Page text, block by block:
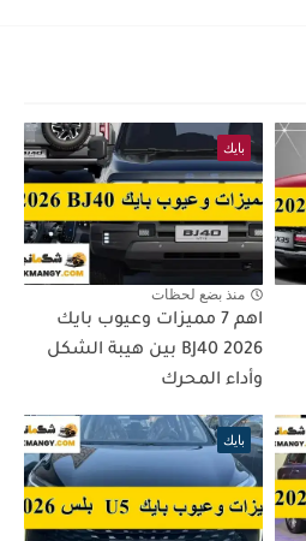
بايك
منذ بضع لحظات
اهم 7 مميزات وعيوب بايك
BJ40 2026 بين هيبة الشكل
وأداء المحرك
بايك